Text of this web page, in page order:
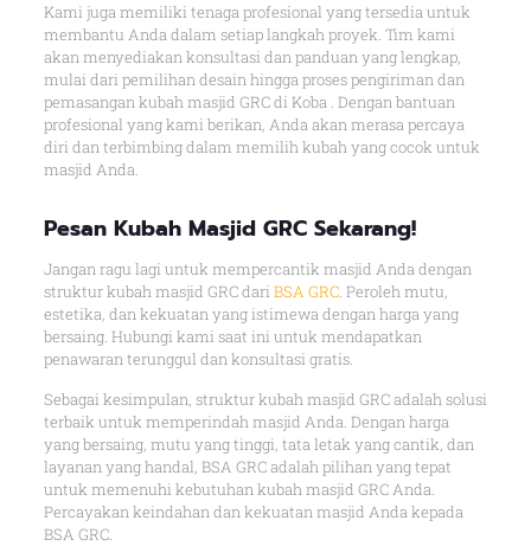
Kami juga memiliki tenaga profesional yang tersedia untuk
membantu Anda dalam setiap langkah proyek. Tim kami
akan menyediakan konsultasi dan panduan yang lengkap,
mulai dari pemilihan desain hingga proses pengiriman dan
pemasangan kubah masjid GRC di Koba . Dengan bantuan
profesional yang kami berikan, Anda akan merasa percaya
diri dan terbimbing dalam memilih kubah yang cocok untuk
masjid Anda.
Pesan Kubah Masjid GRC Sekarang!
Jangan ragu lagi untuk mempercantik masjid Anda dengan
struktur kubah masjid GRC dari BSA GRC. Peroleh mutu,
estetika, dan kekuatan yang istimewa dengan harga yang
bersaing. Hubungi kami saat ini untuk mendapatkan
penawaran terunggul dan konsultasi gratis.
Sebagai kesimpulan, struktur kubah masjid GRC adalah solusi
terbaik untuk memperindah masjid Anda. Dengan harga
yang bersaing, mutu yang tinggi, tata letak yang cantik, dan
layanan yang handal, BSA GRC adalah pilihan yang tepat
untuk memenuhi kebutuhan kubah masjid GRC Anda.
Percayakan keindahan dan kekuatan masjid Anda kepada
BSA GRC.